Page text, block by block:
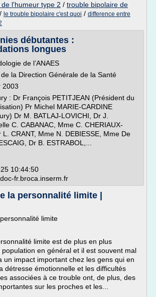
l'humeur type 2 / trouble bipolaire de
/ le trouble bipolaire c'est quoi / difference entre
débutantes :
longues
de l’ANAES
la Direction Générale de la Santé
2003
: Dr François PETITJEAN (Président du
Pr Michel MARIE-CARDINE
Dr M. BATLAJ-LOVICHI, Dr J.
C. CABANAC, Mme C. CHERIAUX-
L. CRANT, Mme N. DEBIESSE, Mme De
Dr B. ESTRABOL,...
10:44:50
fr.broca.inserm.fr
la personnalité limite |
limite
limite est de plus en plus
en général et il est souvent mal
un impact important chez les gens qui en
détresse émotionnelle et les difficultés
associées à ce trouble ont, de plus, des
sur les proches et les...